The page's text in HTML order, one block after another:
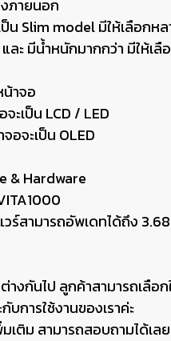
งภายนอก
Slim model มีให้เลือกห
มีน้ำหนักมากกว่า มีให้เลื
น้าจอ
เป็น LCD / LED
จะเป็น OLED
& Hardware
ร์สามารถอัพเดทได้ถึง
กันไป ลูกค้าสามารถเลือก
บการใช้งานของเราค่ะ
เติม สามารถสอบถามได้เล